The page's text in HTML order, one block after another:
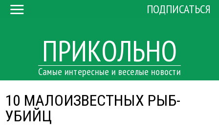
ПРИКОЛЬНО
Самые интересные и веселые новости
ПОДПИСАТЬСЯ
10 МАЛОИЗВЕСТНЫХ РЫБ-
УБИЙЦ